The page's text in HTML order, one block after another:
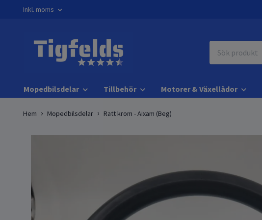
Inkl. moms
Mopedbilsdelar Tillbehör Motorer & Växellådor
Hem Mopedbilsdelar Ratt krom - Aixam (Beg)